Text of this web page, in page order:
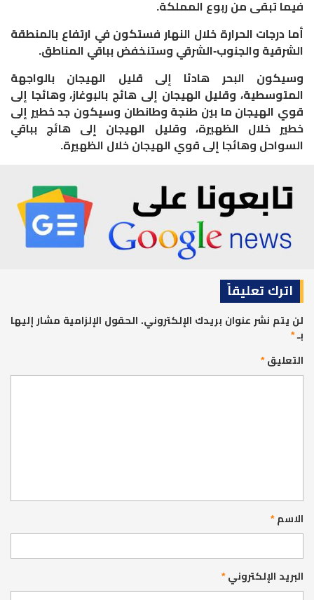
فيما تبقى من ربوع المملكة.
أما درجات الحرارة خلال النهار فستكون في ارتفاع بالمنطقة
الشرقية والجنوب-الشرقي وستنخفض بباقي المناطق.
وسيكون البحر هادئا إلى قليل الهيجان بالواجهة
المتوسطية، وقليل الهيجان إلى هائج بالبوغاز، وهائجا إلى
قوي الهيجان ما بين طنجة وطانطان وسيكون جد خطير إلى
خطير خلال الظهيرة، وقليل الهيجان إلى هائج بباقي
السواحل وهائجا إلى قوي الهيجان خلال الظهيرة.
اترك تعليقاً
لن يتم نشر عنوان بريدك الإلكتروني. الحقول الإلزامية مشار إليها
بـ*
التعليق*
الاسم*
البريد الإلكتروني*